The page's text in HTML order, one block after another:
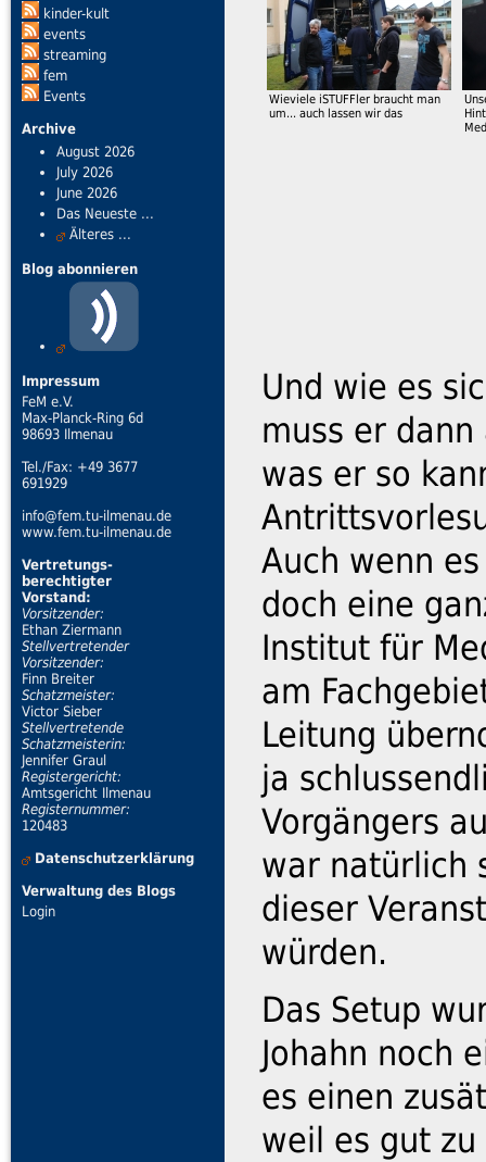
kinder-kult
events
streaming
fem
Events
Archive
August 2026
July 2026
June 2026
Das Neueste ...
Älteres ...
Blog abonnieren
Impressum
FeM e.V.
Max-Planck-Ring 6d
98693 Ilmenau
Tel./Fax: +49 3677
691929
info@fem.tu-ilmenau.de
www.fem.tu-ilmenau.de
Vertretungs-
berechtigter
Vorstand:
Vorsitzender:
Ethan Ziermann
Stellvertretender
Vorsitzender:
Finn Breiter
Schatzmeister:
Victor Sieber
Stellvertretende
Schatzmeisterin:
Jennifer Graul
Registergericht:
Amtsgericht Ilmenau
Registernummer:
120483
Datenschutzerklärung
Verwaltung des Blogs
Login
Wieviele iSTUFFler braucht man
um... auch lassen wir das
Und wie es
muss er
was er so
Auch wenn
doch eine
Institut für
am
Leitung
ja
Vorgängers
war natürlich
dieser
würden.
Das Setup
Johahn noch
es einen
weil es gut zu